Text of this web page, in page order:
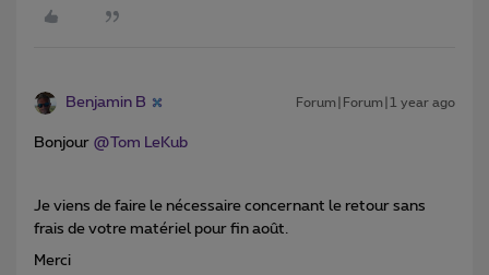
Benjamin B Forum|Forum|1 year ago
Bonjour ​ @Tom LeKub
Je viens de faire le nécessaire concernant le retour sans
frais de votre matériel pour fin août.
Merci